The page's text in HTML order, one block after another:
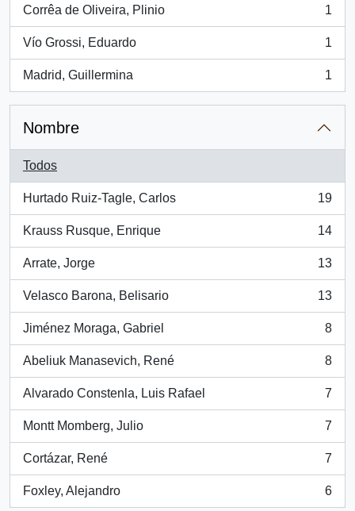
Corrêa de Oliveira, Plinio
, 1 resultados
1
Vío Grossi, Eduardo
, 1 resultados
1
Madrid, Guillermina
, 1 resultados
1
Nombre
Todos
Hurtado Ruiz-Tagle, Carlos
, 19 resultados
19
Krauss Rusque, Enrique
, 14 resultados
14
Arrate, Jorge
, 13 resultados
13
Velasco Barona, Belisario
, 13 resultados
13
Jiménez Moraga, Gabriel
, 8 resultados
8
Abeliuk Manasevich, René
, 8 resultados
8
Alvarado Constenla, Luis Rafael
, 7 resultados
7
Montt Momberg, Julio
, 7 resultados
7
Cortázar, René
, 7 resultados
7
Foxley, Alejandro
, 6 resultados
6